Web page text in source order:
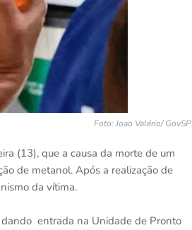
Foto: Joao Valério/ GovSP
(13), que a causa da morte de um
de metanol. Após a realização de
da vítima.
dando entrada na Unidade de Pronto